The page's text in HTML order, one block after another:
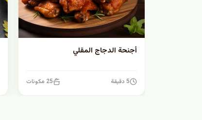
أجنحة الدجاج المقلي
5 دقيقة 25 مكونات